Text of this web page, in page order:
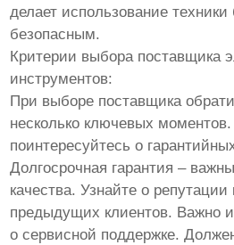
делает использование
безопасным.
Критерии выбора поставщика
инструментов:
При выборе поставщика
несколько ключевых
поинтересуйтесь о
Долгосрочная гарантия –
качества. Узнайте о
предыдущих клиентов. Важно
о сервисной поддержке.